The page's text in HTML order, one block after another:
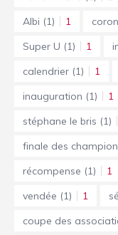
Albi (1) 1
Super U (1) 1
calendrier (1) 1
inauguration (1) 1
stéphane le bris (1)
finale des
récompense (1) 1
vendée (1) 1
coupe des